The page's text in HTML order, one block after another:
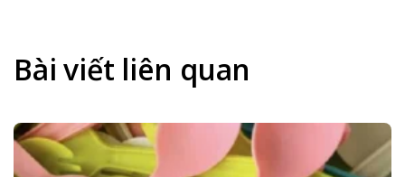
20
THÁNG
PHẢI
NỘI
SOI
Bài viết liên quan